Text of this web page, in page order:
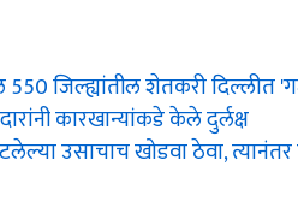
जिल्ह्यांतील शेतकरी दिल्लीत
कारखान्यांकडे केले दुर्लक्ष
उसाचाच खोडवा ठेवा, त्यानंतर